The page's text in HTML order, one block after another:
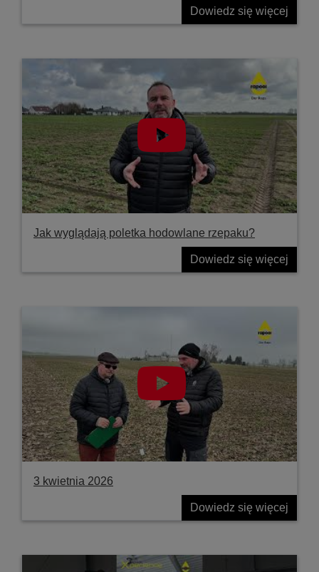
Dowiedz się więcej
Jak wyglądają poletka hodowlane rzepaku?
Dowiedz się więcej
3 kwietnia 2026
Dowiedz się więcej